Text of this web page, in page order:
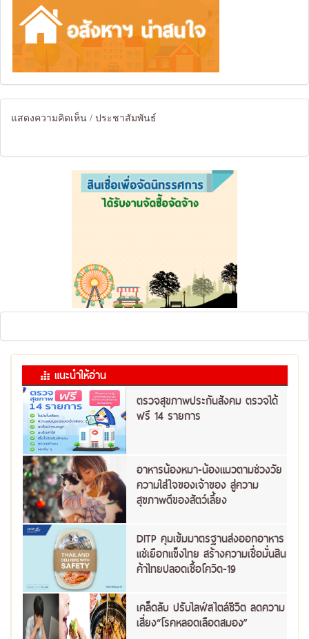
แสดงความคิดเห็น / ประชาสัมพันธ์
แนะนำให้อ่าน
ตรวจสุขภาพประกันสังคม ตรวจได้
ฟรี 14 รายการ
อาหารน้องหมา-น้องแมวตามช่วงวัย
ความใส่ใจของเจ้าของ สู่ความ
สุขภาพดีของสัตว์เลี้ยง
DITP คุมเข้มมาตรฐานส่งออกอาหาร
แช่เยือกแข็งไทย สร้างความเชื่อมั่นสิน
ค้าไทยปลอดเชื้อโควิด-19
เคล็ดลับ ปรับไลฟ์สไตล์ชีวิต ลดความ
เสี่ยง“โรคหลอดเลือดสมอง”